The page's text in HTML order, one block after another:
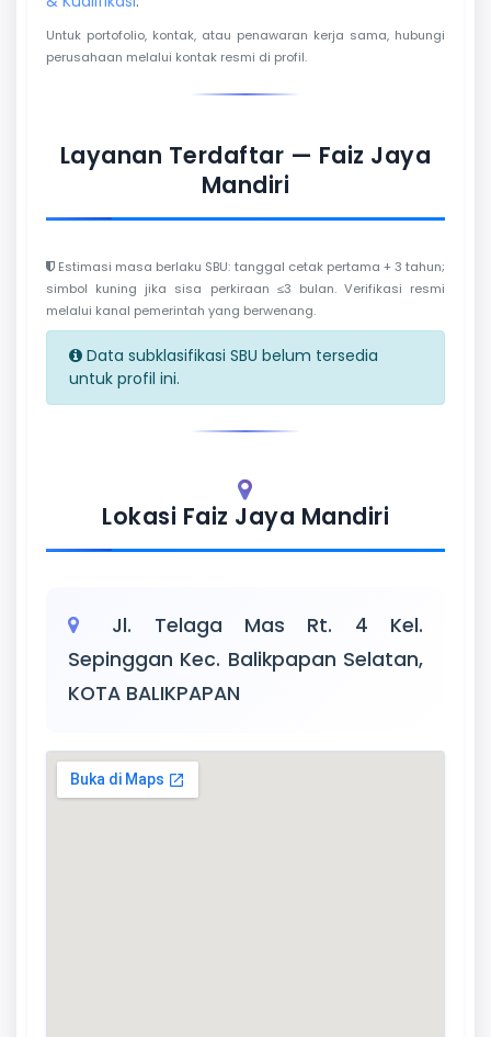
Untuk portofolio, kontak, atau penawaran kerja sama, hubungi
perusahaan melalui kontak resmi di profil.
Layanan Terdaftar — Faiz Jaya
Mandiri
Estimasi masa berlaku SBU: tanggal cetak pertama + 3 tahun;
simbol kuning jika sisa perkiraan ≤3 bulan. Verifikasi resmi
melalui kanal pemerintah yang berwenang.
Data subklasifikasi SBU belum tersedia
untuk profil ini.
Lokasi Faiz Jaya Mandiri
Jl. Telaga Mas Rt. 4 Kel.
Sepinggan Kec. Balikpapan Selatan,
KOTA BALIKPAPAN